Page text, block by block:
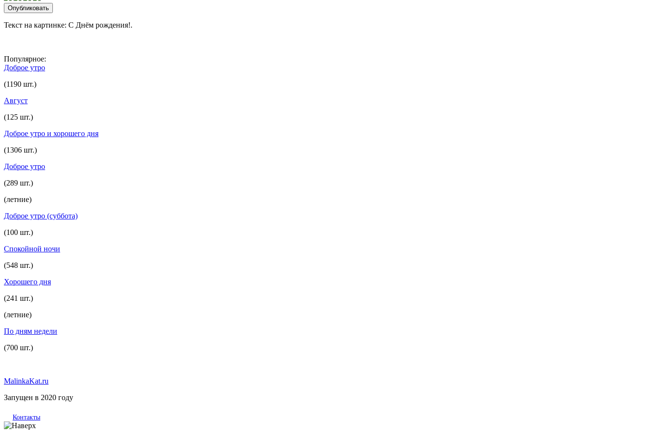
Текст на картинке: С Днём рождения!.
Популярное:
Доброе утро
(1190 шт.)
Август
(125 шт.)
Доброе утро и хорошего дня
(1306 шт.)
Доброе утро
(289 шт.)
(летние)
Доброе утро (суббота)
(100 шт.)
Спокойной ночи
(548 шт.)
Хорошего дня
(241 шт.)
(летние)
По дням недели
(700 шт.)
MalinkaKat.ru
Запущен в 2020 году
Контакты